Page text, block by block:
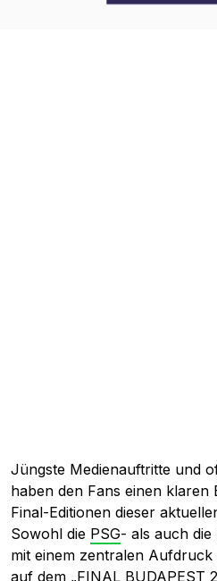
Jüngste Medienauftritte und
haben den Fans einen klaren
Final-Editionen dieser
Sowohl die PSG- als auch
mit einem zentralen
auf dem „FINAL BUDAPEST